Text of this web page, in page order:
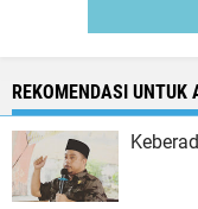
REKOMENDASI UNTUK